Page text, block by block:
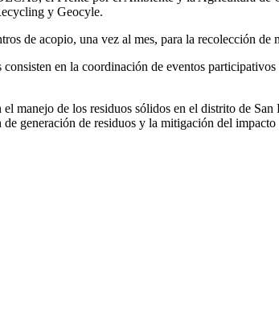
y Geocyle.
de acopio, una vez al mes, para la recolección
en la coordinación de eventos
manejo de los residuos sólidos en el distrito de
generación de residuos y la mitigación del